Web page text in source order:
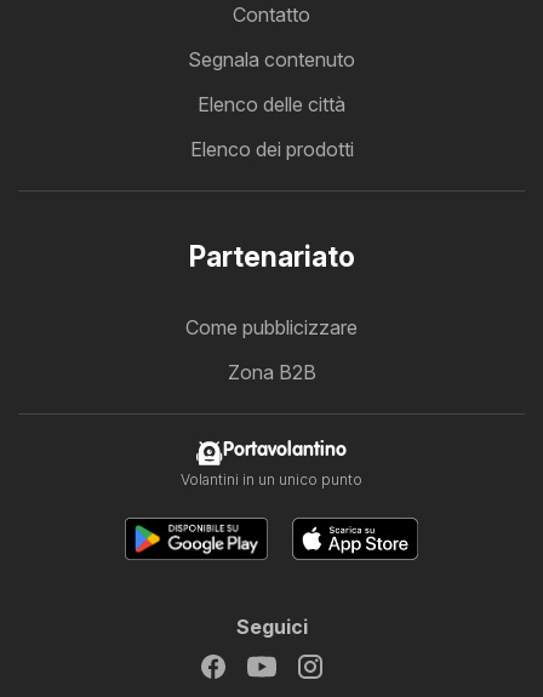
Contatto
Segnala contenuto
Elenco delle città
Elenco dei prodotti
Partenariato
Come pubblicizzare
Zona B2B
Portavolantino
Volantini in un unico punto
Seguici